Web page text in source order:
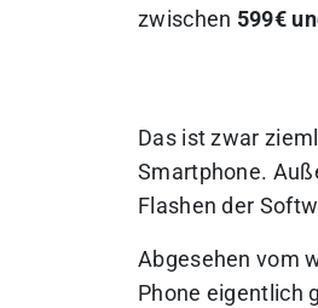
zwischen 599€
Das ist zwar
Smartphone.
Flashen der
Abgesehen vom
Phone eigentlich